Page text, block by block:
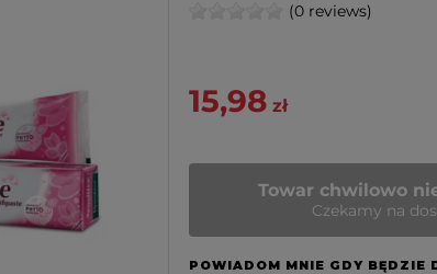
(0 reviews)
15,98zł
Towar chwilowo
Czekamy na
POWIADOM MNIE GDY BĘDZIE